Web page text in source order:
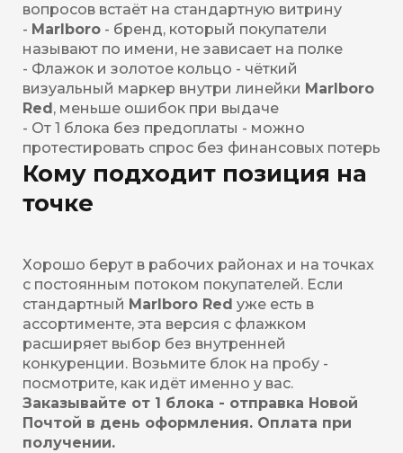
вопросов встаёт на стандартную витрину
- Marlboro - бренд, который покупатели
называют по имени, не зависает на полке
- Флажок и золотое кольцо - чёткий
визуальный маркер внутри линейки Marlboro
Red , меньше ошибок при выдаче
- От 1 блока без предоплаты - можно
протестировать спрос без финансовых потерь
Кому подходит позиция на
точке
Хорошо берут в рабочих районах и на точках
с постоянным потоком покупателей. Если
стандартный Marlboro Red уже есть в
ассортименте, эта версия с флажком
расширяет выбор без внутренней
конкуренции. Возьмите блок на пробу -
посмотрите, как идёт именно у вас.
Заказывайте от 1 блока - отправка Новой
Почтой в день оформления. Оплата при
получении.